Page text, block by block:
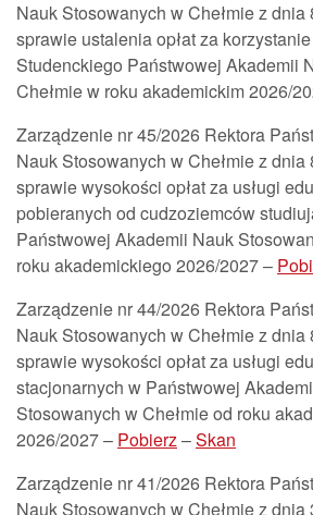
Nauk Stosowanych w Chełmie z dnia
sprawie ustalenia opłat za
Studenckiego Państwowej Akademii
Chełmie w roku akademickim 2026/
Zarządzenie nr 45/2026 Rektora
Nauk Stosowanych w Chełmie z dnia
sprawie wysokości opłat za usługi
pobieranych od cudzoziemców
Państwowej Akademii Nauk
roku akademickiego 2026/2027 –
Zarządzenie nr 44/2026 Rektora
Nauk Stosowanych w Chełmiez dnia
sprawie wysokości opłat za usługi
stacjonarnych w Państwowej
Stosowanych w Chełmieod roku
2026/2027 – Pobierz–Skan
Zarządzenie nr 41/2026 Rektora
Nauk Stosowanych w Chełmie z dnia